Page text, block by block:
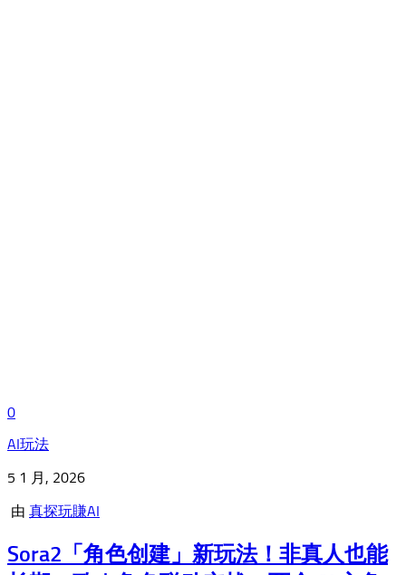
0
AI玩法
5 1 月, 2026
由 真探玩賺AI
Sora2「角色创建」新玩法！非真人也能